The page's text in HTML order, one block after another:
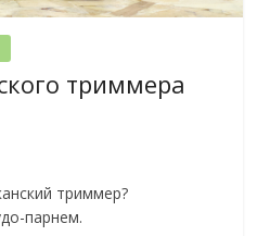
триммера
триммер?
парнем.